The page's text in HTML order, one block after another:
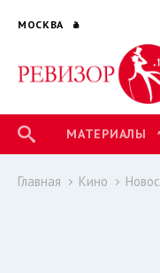
МОСКВА
МАТЕРИАЛЫ
Главная Кино